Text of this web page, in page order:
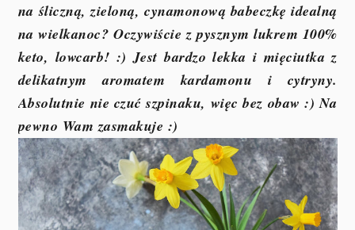
na śliczną, zieloną, cynamonową babeczkę idealną
na wielkanoc? Oczywiście z pysznym lukrem 100%
keto, lowcarb! :) Jest bardzo lekka i mięciutka z
delikatnym aromatem kardamonu i cytryny.
Absolutnie nie czuć szpinaku, więc bez obaw :) Na
pewno Wam zasmakuje :)